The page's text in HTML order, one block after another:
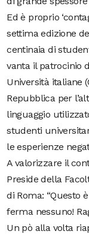
Ed è proprio
settima edizione
centinaia di
vanta il patrocinio
Università italiane
Repubblica per
linguaggio
studenti
le esperienze
A valorizzare il
Preside della
di Roma: “Questo
ferma nessuno!
Un pò alla volta